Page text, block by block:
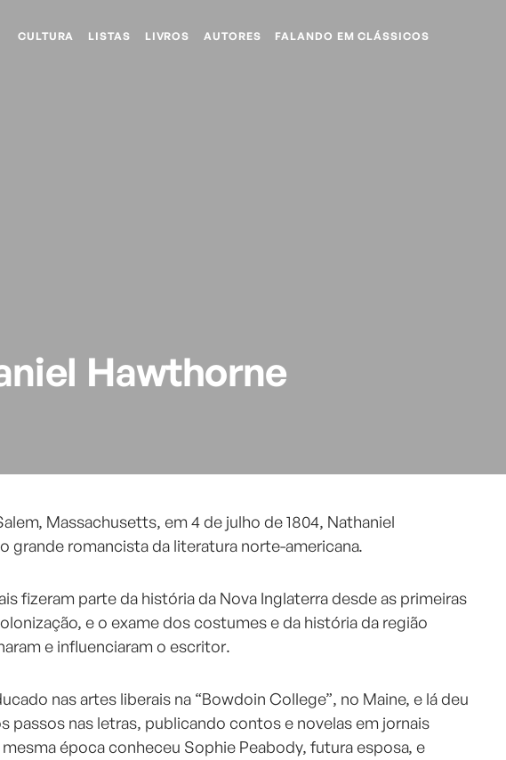
CULTURA LISTAS LIVROS AUTORES FALANDO EM CLÁSSICOS
Hawthorne
Massachusetts, em 4 de julho de 1804, Nathaniel
grande romancista da literatura norte-americana.
fizeram parte da história da Nova Inglaterra desde as primeiras
e o exame dos costumes e da história da região
e influenciaram o escritor.
nas artes liberais na “Bowdoin College”, no Maine, e lá deu
passos nas letras, publicando contos e novelas em jornais
época conheceu Sophie Peabody, futura esposa, e